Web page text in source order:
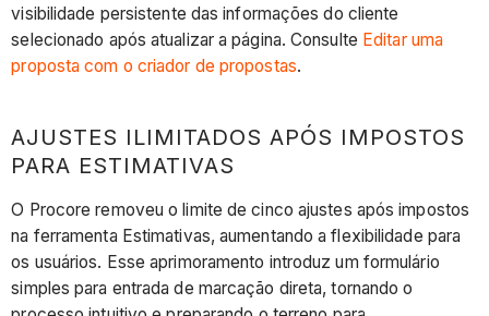
visibilidade persistente das informações do cliente
selecionado após atualizar a página. Consulte Editar uma
proposta com o criador de propostas.
AJUSTES ILIMITADOS APÓS IMPOSTOS
PARA ESTIMATIVAS
O Procore removeu o limite de cinco ajustes após impostos
na ferramenta Estimativas, aumentando a flexibilidade para
os usuários. Esse aprimoramento introduz um formulário
simples para entrada de marcação direta, tornando o